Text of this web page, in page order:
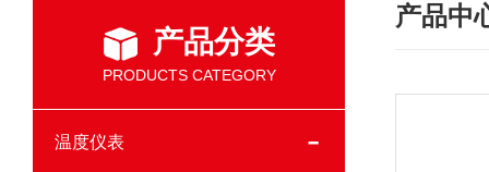
产品分类
PRODUCTS CATEGORY
温度仪表
产品中